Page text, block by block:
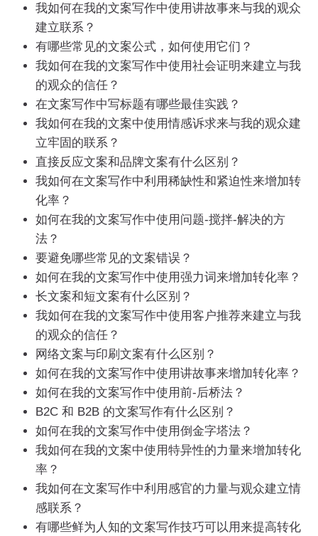
我如何在我的文案写作中使用讲故事来与我的观众
建立联系？
有哪些常见的文案公式，如何使用它们？
我如何在我的文案写作中使用社会证明来建立与我
的观众的信任？
在文案写作中写标题有哪些最佳实践？
我如何在我的文案中使用情感诉求来与我的观众建
立牢固的联系？
直接反应文案和品牌文案有什么区别？
我如何在文案写作中利用稀缺性和紧迫性来增加转
化率？
如何在我的文案写作中使用问题-搅拌-解决的方
法？
要避免哪些常见的文案错误？
如何在我的文案写作中使用强力词来增加转化率？
长文案和短文案有什么区别？
我如何在我的文案写作中使用客户推荐来建立与我
的观众的信任？
网络文案与印刷文案有什么区别？
如何在我的文案写作中使用讲故事来增加转化率？
如何在我的文案写作中使用前-后桥法？
B2C 和 B2B 的文案写作有什么区别？
如何在我的文案写作中使用倒金字塔法？
我如何在我的文案中使用特异性的力量来增加转化
率？
我如何在文案写作中利用感官的力量与观众建立情
感联系？
有哪些鲜为人知的文案写作技巧可以用来提高转化